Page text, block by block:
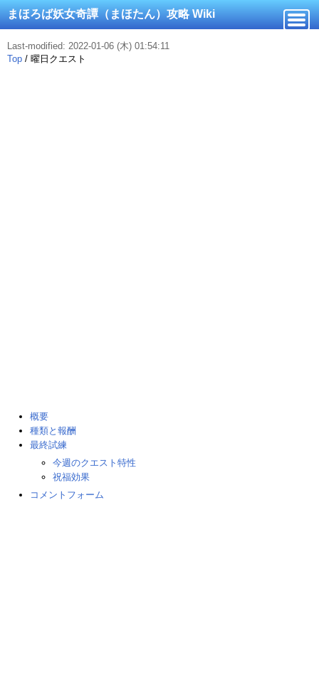
まほろば妖女奇譚（まほたん）攻略 Wiki
Last-modified: 2022-01-06 (木) 01:54:11
Top / 曜日クエスト
概要
種類と報酬
最終試練
今週のクエスト特性
祝福効果
コメントフォーム